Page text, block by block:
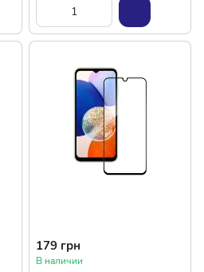
179 грн
В наличии